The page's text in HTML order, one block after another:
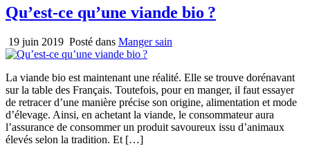
Qu’est-ce qu’une viande bio ?
19 juin 2019 Posté dans Manger sain
La viande bio est maintenant une réalité. Elle se trouve dorénavant
sur la table des Français. Toutefois, pour en manger, il faut essayer
de retracer d’une manière précise son origine, alimentation et mode
d’élevage. Ainsi, en achetant la viande, le consommateur aura
l’assurance de consommer un produit savoureux issu d’animaux
élevés selon la tradition. Et […]